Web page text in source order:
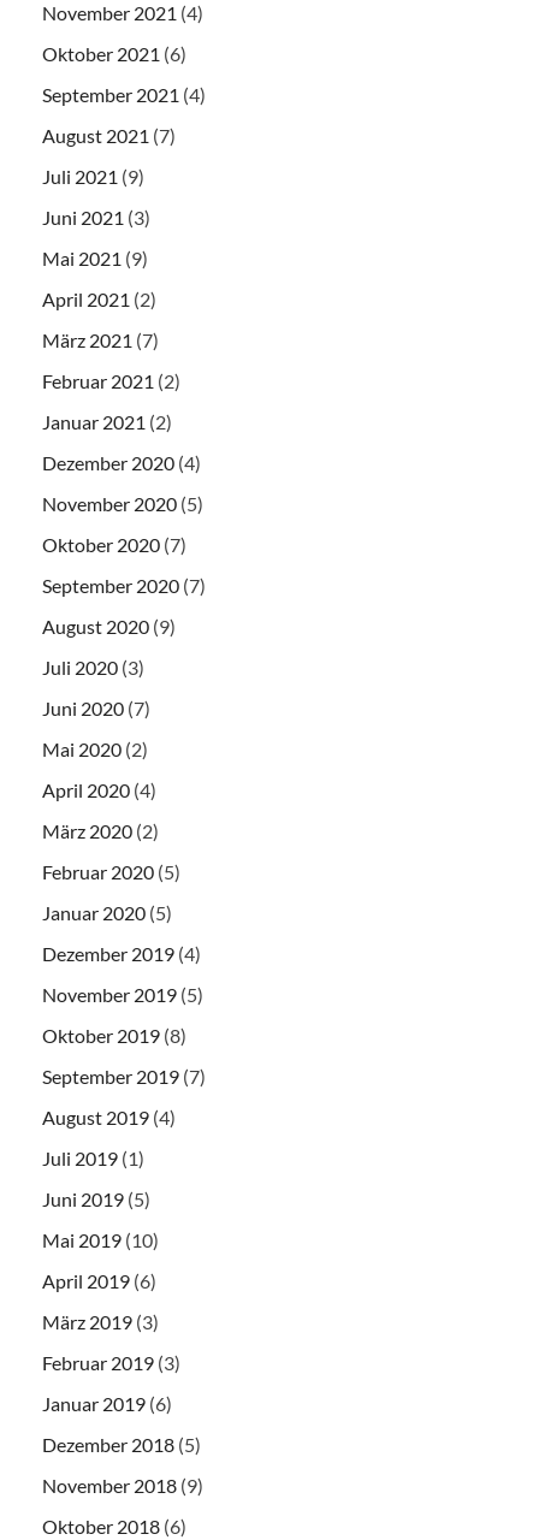
November 2021 (4)
Oktober 2021 (6)
September 2021 (4)
August 2021 (7)
Juli 2021 (9)
Juni 2021 (3)
Mai 2021 (9)
April 2021 (2)
März 2021 (7)
Februar 2021 (2)
Januar 2021 (2)
Dezember 2020 (4)
November 2020 (5)
Oktober 2020 (7)
September 2020 (7)
August 2020 (9)
Juli 2020 (3)
Juni 2020 (7)
Mai 2020 (2)
April 2020 (4)
März 2020 (2)
Februar 2020 (5)
Januar 2020 (5)
Dezember 2019 (4)
November 2019 (5)
Oktober 2019 (8)
September 2019 (7)
August 2019 (4)
Juli 2019 (1)
Juni 2019 (5)
Mai 2019 (10)
April 2019 (6)
März 2019 (3)
Februar 2019 (3)
Januar 2019 (6)
Dezember 2018 (5)
November 2018 (9)
Oktober 2018 (6)